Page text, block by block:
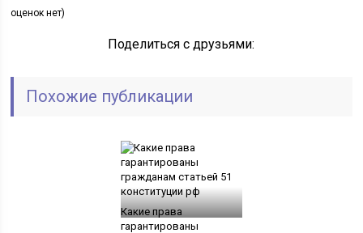
оценок нет)
Поделиться с друзьями:
Похожие публикации
Какие права
гарантированы